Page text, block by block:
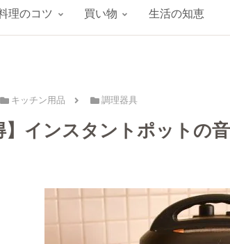
理のコツ 買い物 生活の知恵
キッチン用品 調理器具
】インスタントポットの